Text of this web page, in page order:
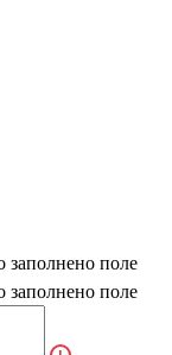
заполнено поле
заполнено поле